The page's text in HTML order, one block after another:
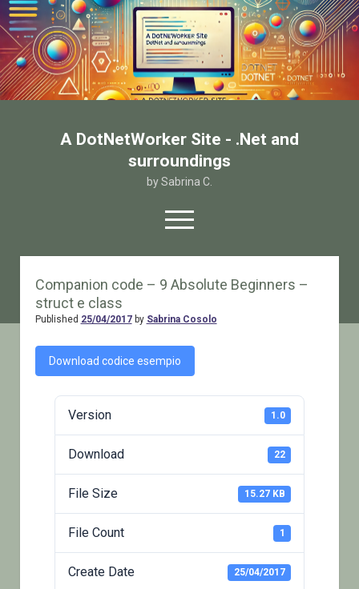
A DotNetWorker Site - .Net and
surroundings
by Sabrina C.
open
menu
twitterfacebook
email-form
Contatto
Companion code – 9 Absolute Beginners –
struct e class
Published 25/04/2017by Sabrina Cosolo
Download codice esempio
Version 1.0
Download 22
File Size 15.27 KB
File Count 1
Create Date 25/04/2017